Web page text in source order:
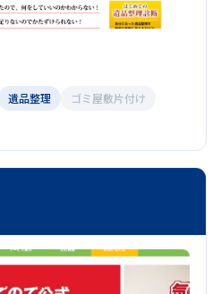
遺品整理
ゴミ屋敷片付け